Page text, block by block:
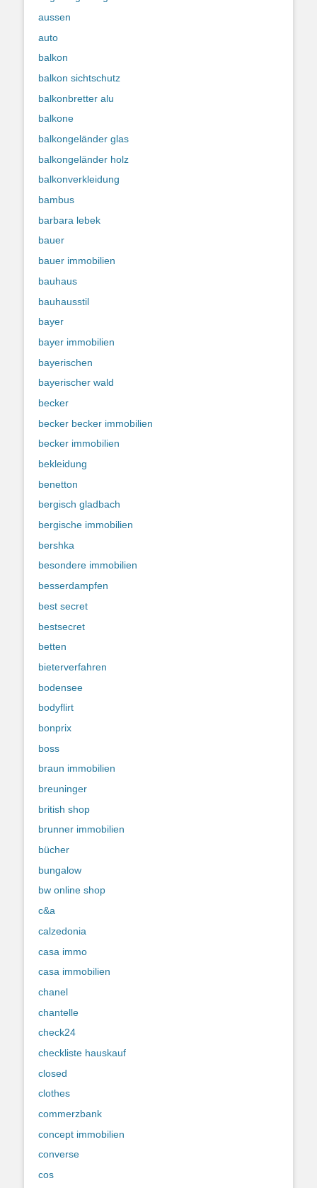
aussen
auto
balkon
balkon sichtschutz
balkonbretter alu
balkone
balkongeländer glas
balkongeländer holz
balkonverkleidung
bambus
barbara lebek
bauer
bauer immobilien
bauhaus
bauhausstil
bayer
bayer immobilien
bayerischen
bayerischer wald
becker
becker becker immobilien
becker immobilien
bekleidung
benetton
bergisch gladbach
bergische immobilien
bershka
besondere immobilien
besserdampfen
best secret
bestsecret
betten
bieterverfahren
bodensee
bodyflirt
bonprix
boss
braun immobilien
breuninger
british shop
brunner immobilien
bücher
bungalow
bw online shop
c&a
calzedonia
casa immo
casa immobilien
chanel
chantelle
check24
checkliste hauskauf
closed
clothes
commerzbank
concept immobilien
converse
cos